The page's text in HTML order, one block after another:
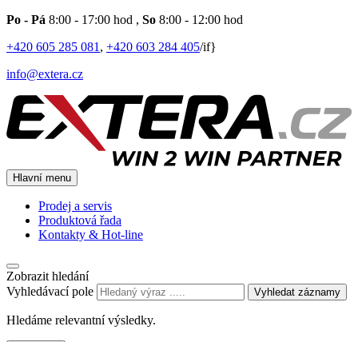
Po - Pá 8:00 - 17:00 hod , So 8:00 - 12:00 hod
+420 605 285 081 , +420 603 284 405/if}
info@extera.cz
Hlavní menu
Prodej a servis
Produktová řada
Kontakty & Hot-line
Zobrazit hledání
Vyhledávací pole
Vyhledat záznamy
Hledáme relevantní výsledky.